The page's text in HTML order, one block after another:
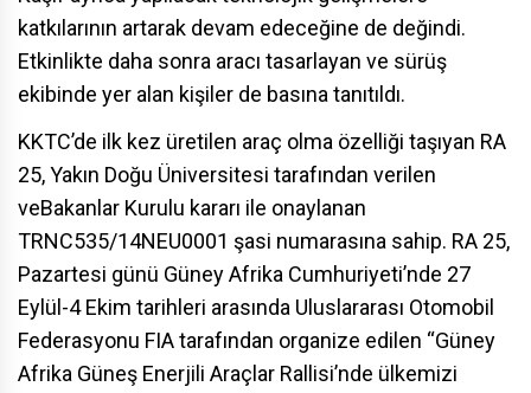
katkılarının artarak devam edeceğine de değindi.
Etkinlikte daha sonra aracı tasarlayan ve sürüş
ekibinde yer alan kişiler de basına tanıtıldı.
KKTC’de ilk kez üretilen araç olma özelliği taşıyan RA
25, Yakın Doğu Üniversitesi tarafından verilen
veBakanlar Kurulu kararı ile onaylanan
TRNC535/14NEU0001 şasi numarasına sahip. RA 25,
Pazartesi günü GüneyAfrika Cumhuriyeti’nde 27
Eylül-4 Ekim tarihleri arasında Uluslararası Otomobil
Federasyonu FIA tarafından organize edilen “Güney
Afrika Güneş Enerjili Araçlar Rallisi’nde ülkemizi